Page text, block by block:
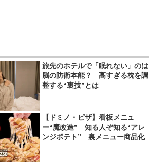
旅先のホテルで「眠れない」のは
脳の防衛本能？ 高すぎる枕を調
整する“裏技”とは
【ドミノ・ピザ】看板メニュ
ー“魔改造” 知る人ぞ知る“アレ
ンジポテト” 裏メニュー商品化